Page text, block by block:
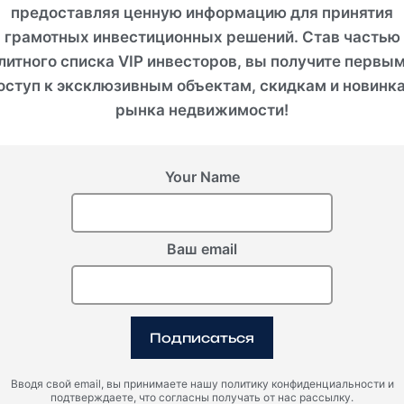
предлагает исключительные инвестиционные
роста стоимости в связи с процессом вступления
от аренды – идеально для краткосрочной и
проживание в Черногории без визы при
на перепродажу при покупке первичного жилья
При вторичных сделках:
3% (для объектов до €150 000)
6% (для объектов свыше €500 000)
предоставляя ценную информацию для принятия
грамотных инвестиционных решений. Став частью
списка VIP инвесторов, вы получите
к эксклюзивным объектам, скидкам и
рынка недвижимости!
Your Name
Ваш email
Подписаться
Вводя свой email, вы принимаете нашу политику конфиденциальности и
подтверждаете, что согласны получать от нас рассылку.